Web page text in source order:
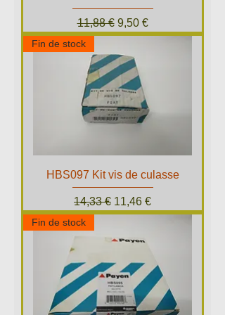
Prix original
11,88 € Prix promotionnel
9,50 €
Fin de stock
HBS097 Kit vis de culasse
Prix original
14,33 € Prix promotionnel
11,46 €
Fin de stock